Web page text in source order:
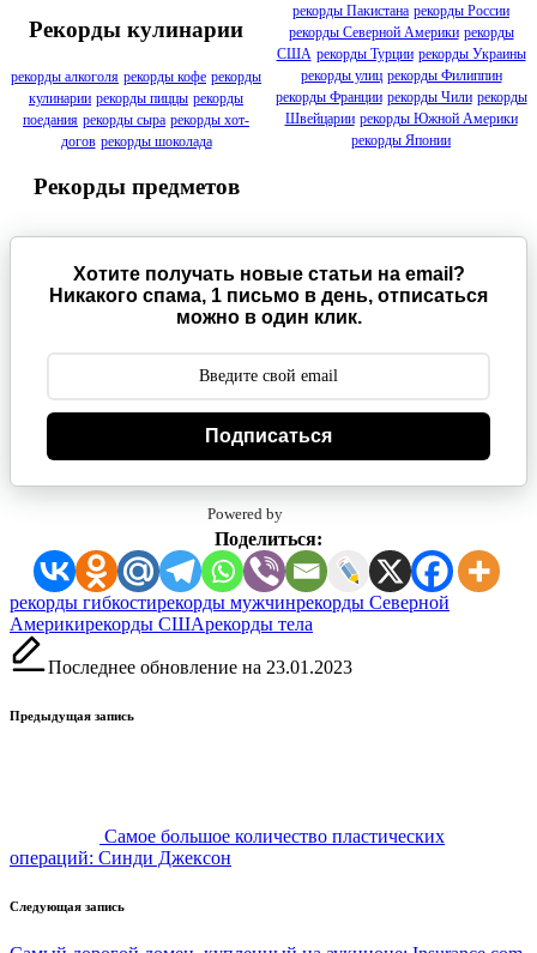
Рекорды кулинарии
рекорды алкоголя рекорды кофе рекорды
кулинарии рекорды пиццы рекорды
поедания рекорды сыра рекорды хот-
догов рекорды шоколада
Рекорды предметов
рекорды Пакистана рекорды России
рекорды Северной Америки рекорды
США рекорды Турции рекорды Украины
рекорды улиц рекорды Филиппин
рекорды Франции рекорды Чили рекорды
Швейцарии рекорды Южной Америки
рекорды Японии
Хотите получать новые статьи на email?
Никакого спама, 1 письмо в день, отписаться
можно в один клик.
Подписаться
Powered by
Поделиться:
Метки:
рекорды гибкостирекорды мужчинрекорды Северной
Америкирекорды СШАрекорды тела
Последнее обновление на 23.01.2023
Навигация
Предыдущая запись
Самое большое количество пластических
операций: Синди Джексон
Следующая запись